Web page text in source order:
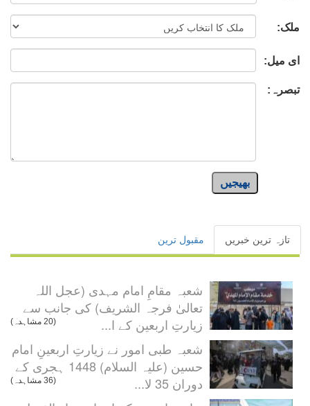
ملک:
ای میل:
تبصرہ:
بھیجیں
تازہ ترین خبریں مقبول ترین
شعبہ مقامِ امام مہدی (عجل اللہ
تعالیٰ فرجہ الشریف) کی جانب سے
زیارتِ اربعین کے ا...
(20 مشاہدہ)
شعبہ طبی امور نے زیارتِ اربعینِ امام
حسین (علیہ السلام) 1448 ہجری کے
دوران 35 لا...
(36 مشاہدہ)